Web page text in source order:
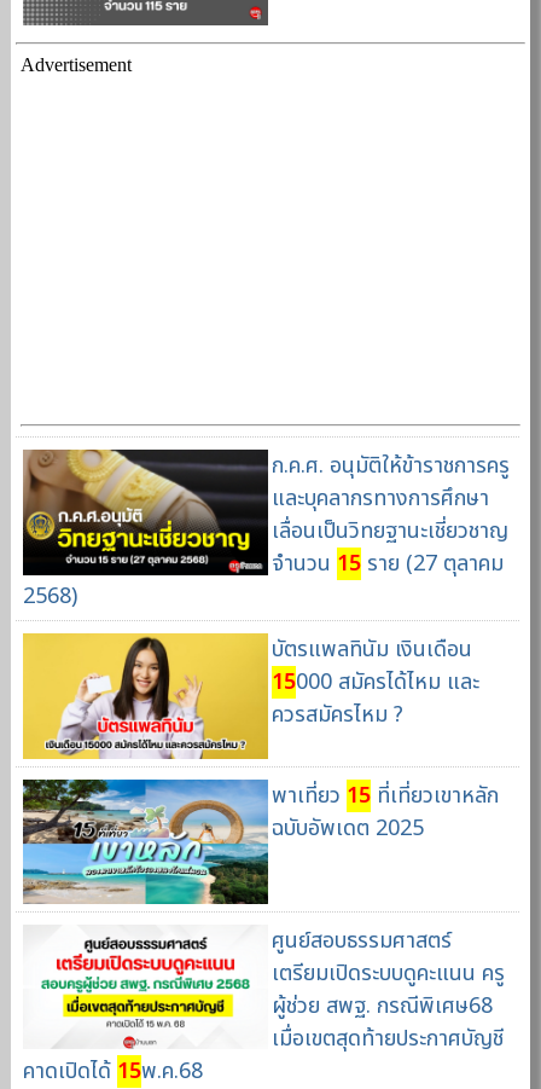
Advertisement
ก.ค.ศ. อนุมัติให้ข้าราชการครู
และบุคลากรทางการศึกษา
เลื่อนเป็นวิทยฐานะเชี่ยวชาญ
จำนวน 15ราย (27 ตุลาคม
2568)
บัตรแพลทินัม เงินเดือน
15000 สมัครได้ไหม และ
ควรสมัครไหม ?
พาเที่ยว 15ที่เที่ยวเขาหลัก
ฉบับอัพเดต 2025
ศูนย์สอบธรรมศาสตร์
เตรียมเปิดระบบดูคะแนน ครู
ผู้ช่วย สพฐ. กรณีพิเศษ68
เมื่อเขตสุดท้ายประกาศบัญชี
คาดเปิดได้ 15พ.ค.68